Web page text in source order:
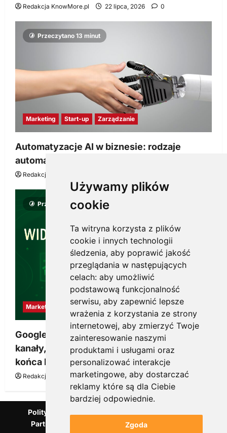
Używamy plików
cookie
Ta witryna korzysta z plików
cookie i innych technologii
śledzenia, aby poprawić jakość
przeglądania w następujących
celach: aby umożliwić
podstawową funkcjonalność
serwisu, aby zapewnić lepsze
wrażenia z korzystania ze strony
internetowej, aby zmierzyć Twoje
zainteresowanie naszymi
produktami i usługami oraz
personalizować interakcje
marketingowe, aby dostarczać
reklamy które są dla Ciebie
bardziej odpowiednie.
Zgoda
Redakcja KnowMore.pl 22 lipca, 2026 0
Przeczytano 13 minut
Marketing Start-up Zarządzanie
Automatyzacje AI w biznesie: rodzaje
automatyzacji i korzyści dla Twojej firmy
Redakcja KnowMore.pl
Przeczytano 8 minut
Marketing
Google Ads, SEO i analityka – jak połączyć
kanały, żeby reklama pracowała dłużej niż do
końca budżetu
Redakcja KnowMore.pl 20 marca, 2026 0
Polityka Prywatności
Partnerzy Mentora.pl
Słownik marketingowy